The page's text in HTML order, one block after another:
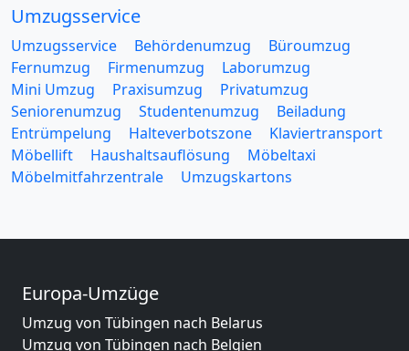
Umzugsservice
Umzugsservice Behördenumzug
Büroumzug
Fernumzug
Firmenumzug
Laborumzug
Mini Umzug
Praxisumzug
Privatumzug
Seniorenumzug
Studentenumzug
Beiladung
Entrümpelung
Halteverbotszone
Klaviertransport
Möbellift
Haushaltsauflösung
Möbeltaxi
Möbelmitfahrzentrale
Umzugskartons
Europa-Umzüge
Umzug von Tübingen nach Belarus
Umzug von Tübingen nach Belgien